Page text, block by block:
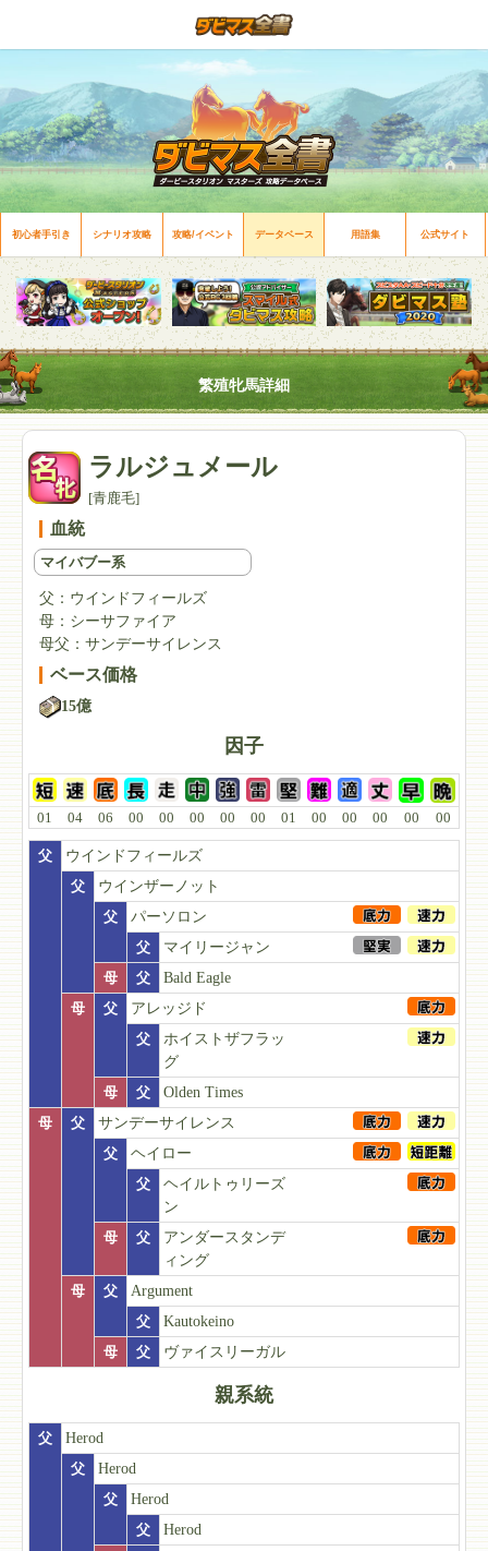
初心者手引き シナリオ攻略 攻略/イベント データベース 用語集 公式サイト
繁殖牝馬詳細
ラルジュメール
[青鹿毛]
血統
マイバブー系
父： ウインドフィールズ
母： シーサファイア
母父： サンデーサイレンス
ベース価格
15億
因子
01 04 06 00 00 00 00 00 01 00 00 00 00 00
父
ウインドフィールズ
父
ウインザーノット
父
パーソロン
父
マイリージャン
母
父
Bald Eagle
母
父
アレッジド
父
ホイストザフラッ
グ
母
父
Olden Times
母
父
サンデーサイレンス
父
ヘイロー
父
ヘイルトゥリーズ
ン
母
父
アンダースタンデ
ィング
母
父
Argument
父
Kautokeino
母
父 ヴァイスリーガル
親系統
父
Herod
父
Herod
父
Herod
父
Herod